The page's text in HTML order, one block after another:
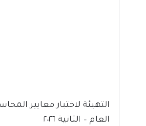
التهيئة لاختبار معايير
العام – الثانية ٢٠٢٦